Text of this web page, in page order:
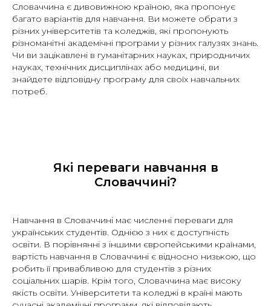
Словаччина є дивовижною країною, яка пропонує
багато варіантів для навчання. Ви можете обрати з
різних університетів та коледжів, які пропонують
різноманітні академічні програми у різних галузях знань.
Чи ви зацікавлені в гуманітарних науках, природничих
науках, технічних дисциплінах або медицині, ви
знайдете відповідну програму для своїх навчальних
потреб.
Які переваги навчання в
Словаччині?
Навчання в Словаччині має численні переваги для
українських студентів. Однією з них є доступність
освіти. В порівнянні з іншими європейськими країнами,
вартість навчання в Словаччині є відносно низькою, що
робить її привабливою для студентів з різних
соціальних шарів. Крім того, Словаччина має високу
якість освіти. Університети та коледжі в країні мають